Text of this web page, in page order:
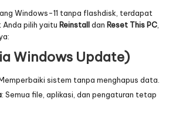
Windows-11 tanpa flashdisk, terdapat
pilih yaitu Reinstalldan Reset This PC
Windows Update)
sistem tanpa menghapus data.
: Semua file, aplikasi, dan pengaturan tetap